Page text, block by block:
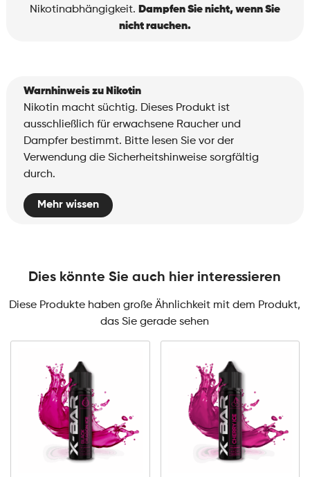
Nikotinabhängigkeit. Dampfen Sie nicht, wenn Sie
nicht rauchen.
Warnhinweis zu Nikotin
Nikotin macht süchtig. Dieses Produkt ist
ausschließlich für erwachsene Raucher und
Dampfer bestimmt. Bitte lesen Sie vor der
Verwendung die Sicherheitshinweise sorgfältig
durch.
Mehr wissen
Dies könnte Sie auch hier interessieren
Diese Produkte haben große Ähnlichkeit mit dem Produkt,
das Sie gerade sehen
0mg
E-
liquid
50ml